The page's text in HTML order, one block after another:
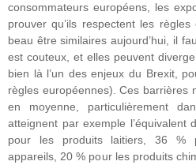
consommateurs européens, les
prouver qu’ils respectent les
beau être similaires aujourd’hui, il
est couteux, et elles peuvent
bien là l’un des enjeux du Brexit,
règles européennes). Ces barrières
en moyenne, particulièrement
atteignent par exemple l’équivalent
pour les produits laitiers, 36 %
appareils, 20 % pour les produits